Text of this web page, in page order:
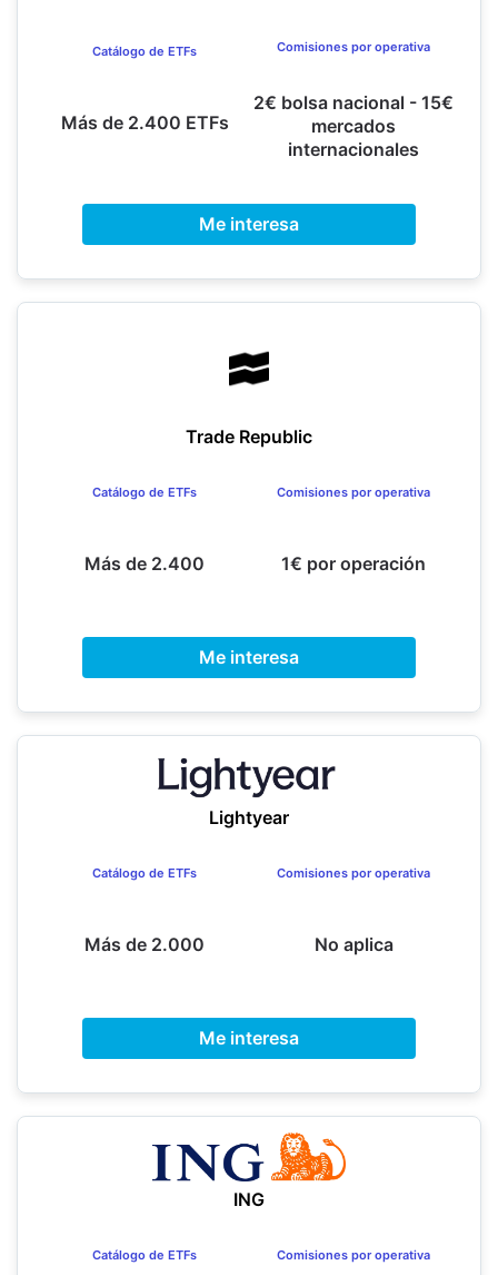
Catálogo de ETFs
Más de 2.400 ETFs
Comisiones por operativa
2€ bolsa nacional - 15€
mercados
internacionales
Me interesa
Trade Republic
Catálogo de ETFs
Más de 2.400
Comisiones por operativa
1€ por operación
Me interesa
Lightyear
Catálogo de ETFs
Más de 2.000
Comisiones por operativa
No aplica
Me interesa
ING
Catálogo de ETFs Comisiones por operativa